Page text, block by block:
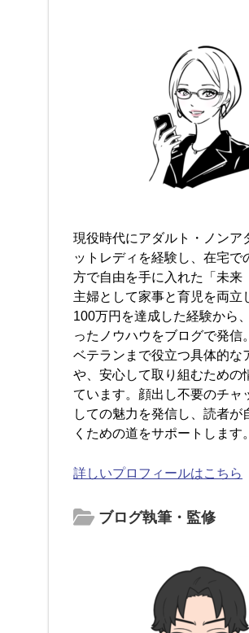
現役時代にアダルト・ノンア
ットレディを経験し、在宅で
方で自由を手に入れた「未来
主婦として家事と育児を両立
100万円を達成した経験から
ったノウハウをブログで発信
ベテランまで役立つ具体的な
や、安心して取り組むための
ています。顔出し不要のチャ
しての魅力を発信し、読者が
くための道をサポートします。
詳しいプロフィールはこちら
ブログ執筆・監修